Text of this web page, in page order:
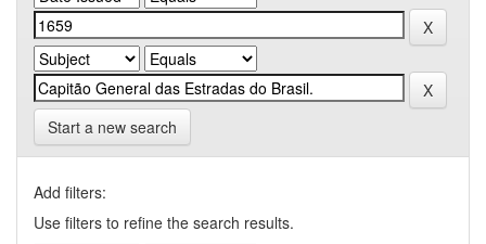
Start a new search
Add filters:
Use filters to refine the search results.